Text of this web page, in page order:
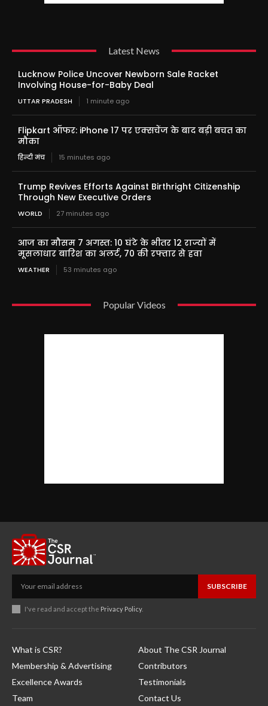
Latest News
Lucknow Police Uncover Newborn Sale Racket
Involving House-for-Baby Deal
UTTAR PRADESH 1 minute ago
Flipkart ऑफर: iPhone 17 पर एक्सचेंज के बाद बड़ी बचत का
मौका
हिन्दी मंच 15 minutes ago
Trump Revives Efforts Against Birthright Citizenship
Through New Executive Orders
WORLD 27 minutes ago
आज का मौसम 7 अगस्त: 10 घंटे के भीतर 12 राज्यों में
मूसलाधार बारिश का अलर्ट, 70 की रफ्तार से हवा
WEATHER 53 minutes ago
Popular Videos
SUBSCRIBE
I've read and accept the Privacy Policy.
What is CSR?
Membership & Advertising
Excellence Awards
Team
About The CSR Journal
Contributors
Testimonials
Contact Us